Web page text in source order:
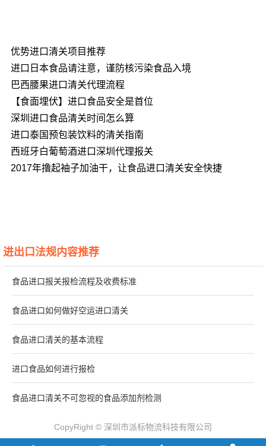
优势进口清关项目推荐
进口日本食品请注意，谨防核污染食品入境
巴西腰果进口清关代理流程
【食面埋伏】进口食品安全是首位
深圳进口食品清关时间怎么算
进口泰国预包装饮料的清关指南
西班牙白葡萄酒进口深圳代理报关
2017年撸起袖子加油干，让食品进口清关安全快捷
进出口法规内容推荐
食品进口报关报检流程及收费标准
食品进口如何做好空运进口清关
食品进口清关的基本流程
进口食品如何进行报检
食品进口清关不可忽视的食品添加剂检测
CopyRight © 深圳市派标物流科技有限公司